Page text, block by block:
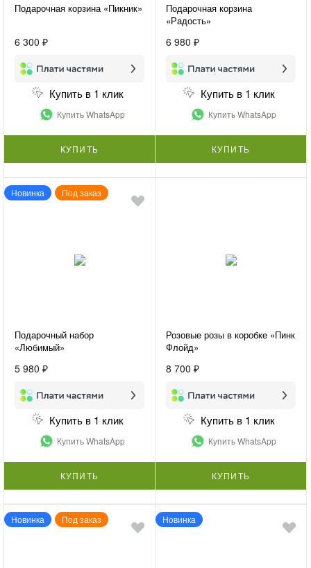
Подарочная корзина «Пикник»
6 300 ₽
Купить в 1 клик
Купить WhatsApp
КУПИТЬ
Подарочная корзина
«Радость»
6 980 ₽
Купить в 1 клик
Купить WhatsApp
КУПИТЬ
Новинка Под заказ
Подарочный набор
«Любимый»
5 980 ₽
Купить в 1 клик
Купить WhatsApp
КУПИТЬ
Розовые розы в коробке «Пинк
Флойд»
8 700 ₽
Купить в 1 клик
Купить WhatsApp
КУПИТЬ
Новинка Под заказ Новинка